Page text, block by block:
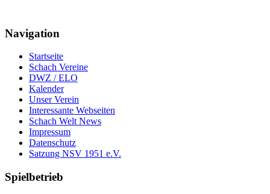
Navigation
Startseite
Schach Vereine
DWZ / ELO
Kalender
Unser Verein
Interessante Webseiten
Schach Welt News
Impressum
Datenschutz
Satzung NSV 1951 e.V.
Spielbetrieb